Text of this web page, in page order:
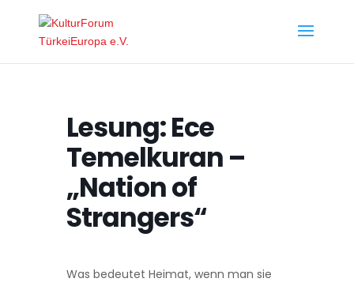
Lesung: Ece
Temelkuran –
„Nation of
Strangers“
Was bedeutet Heimat, wenn man sie